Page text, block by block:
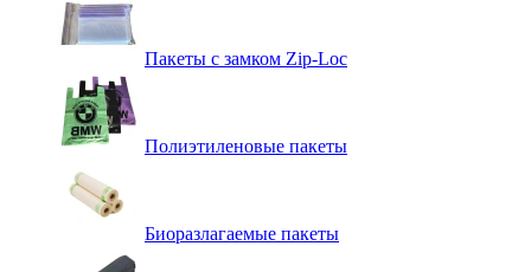
Пакеты с замком Zip-Loc
Полиэтиленовые пакеты
Биоразлагаемые пакеты